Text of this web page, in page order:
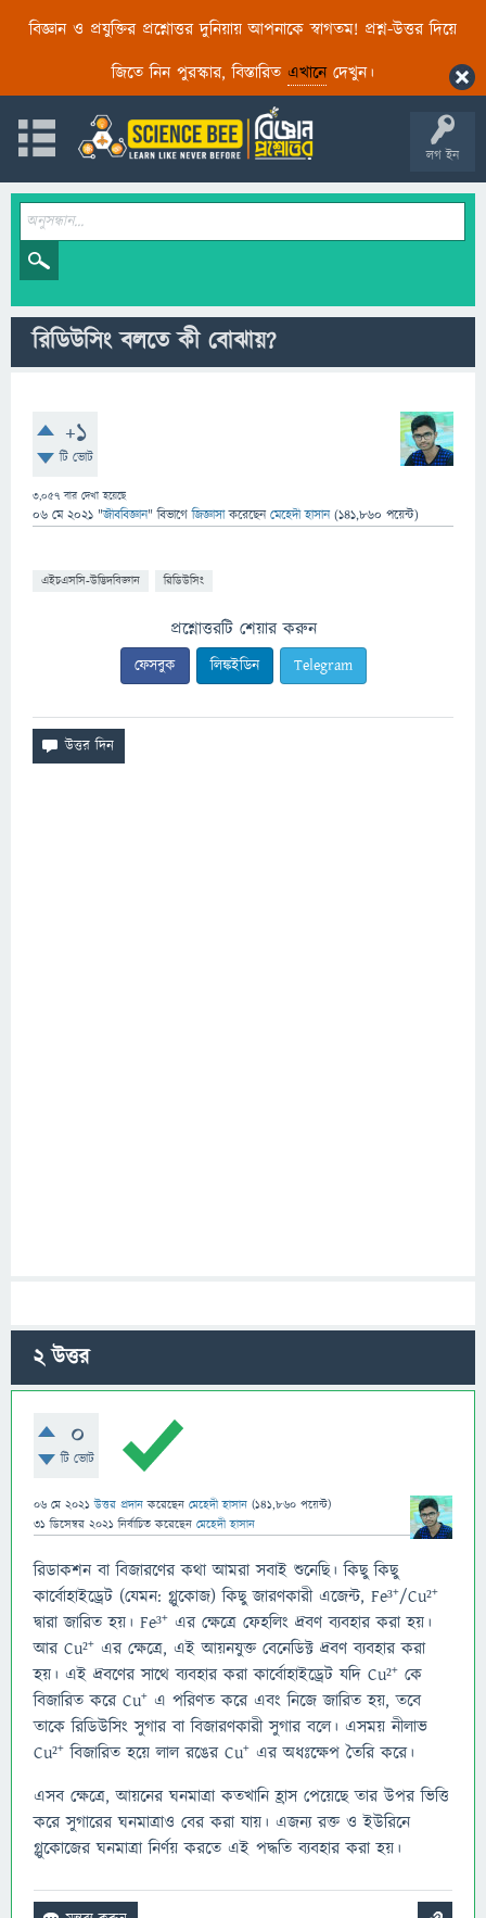
বিজ্ঞান ও প্রযুক্তির প্রশ্নোত্তর দুনিয়ায় আপনাকে স্বাগতম! প্রশ্ন-উত্তর দিয়ে
জিতে নিন পুরস্কার, বিস্তারিত এখানেদেখুন।
লগ ইন
রিডিউসিং বলতে কী বোঝায়?
+1
টি ভোট
3,057 বার দেখা হয়েছে
06 মে 2021 "জীববিজ্ঞান" বিভাগে জিজ্ঞাসাকরেছেনমেহেদী হাসান (141,860 পয়েন্ট)
এইচএসসি-উদ্ভিদবিজ্ঞান রিডিউসিং
প্রশ্নোত্তরটি শেয়ার করুন
ফেসবুক লিঙ্কইডিন Telegram
2উত্তর
0
টি ভোট
06 মে 2021 উত্তর প্রদান করেছেন মেহেদী হাসান (141,860 পয়েন্ট)
31 ডিসেম্বর 2021 নির্বাচিত করেছেন মেহেদী হাসান
রিডাকশন বা বিজারণের কথা আমরা সবাই শুনেছি। কিছু কিছু
কার্বোহাইড্রেট (যেমন: গ্লুকোজ) কিছু জারণকারী এজেন্ট, Fe³⁺/Cu²⁺
দ্বারা জারিত হয়। Fe³⁺ এর ক্ষেত্রে ফেহলিং দ্রবণ ব্যবহার করা হয়।
আর Cu²⁺ এর ক্ষেত্রে, এই আয়নযুক্ত বেনেডিক্ট দ্রবণ ব্যবহার করা
হয়। এই দ্রবণের সাথে ব্যবহার করা কার্বোহাইড্রেট যদি Cu²⁺ কে
বিজারিত করে Cu⁺ এ পরিণত করে এবং নিজে জারিত হয়, তবে
তাকে রিডিউসিং সুগার বা বিজারণকারী সুগার বলে। এসময় নীলাভ
Cu²⁺ বিজারিত হয়ে লাল রঙের Cu⁺ এর অধঃক্ষেপ তৈরি করে।
এসব ক্ষেত্রে, আয়নের ঘনমাত্রা কতখানি হ্রাস পেয়েছে তার উপর ভিত্তি
করে সুগারের ঘনমাত্রাও বের করা যায়। এজন্য রক্ত ও ইউরিনে
গ্লুকোজের ঘনমাত্রা নির্ণয় করতে এই পদ্ধতি ব্যবহার করা হয়।